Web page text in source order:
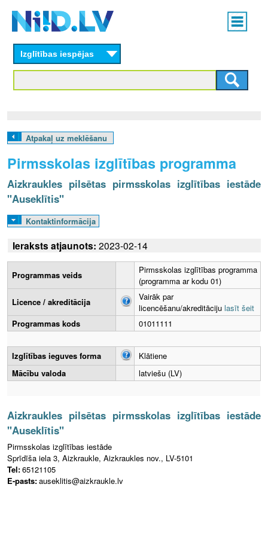
content
Main
menu
L
V
Izglītības iespējas
Atpakaļ uz meklēšanu
Pirmsskolas izglītības programma
Aizkraukles pilsētas pirmsskolas izglītības iestāde
"Auseklītis"
Kontaktinformācija
Ieraksts atjaunots: 2023-02-14
Programmas veids
Pirmsskolas izglītības programma
(programma ar kodu 01)
Licence / akreditācija
Vairāk par
licencēšanu/akreditāciju lasīt šeit
Programmas kods
01011111
Izglītības ieguves forma
Klātiene
Mācību valoda
latviešu (LV)
Aizkraukles pilsētas pirmsskolas izglītības iestāde
"Auseklītis"
Pirmsskolas izglītības iestāde
Sprīdīša iela 3, Aizkraukle, Aizkraukles nov., LV-5101
Tel:65121105
E-pasts:auseklitis@aizkraukle.lv